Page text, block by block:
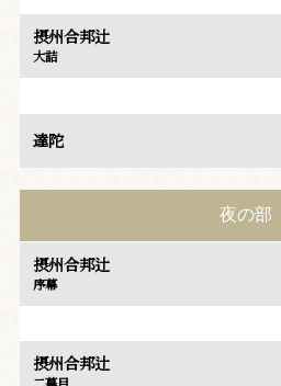
摂州合邦辻
大詰
達陀
夜の部
摂州合邦辻
序幕
摂州合邦辻